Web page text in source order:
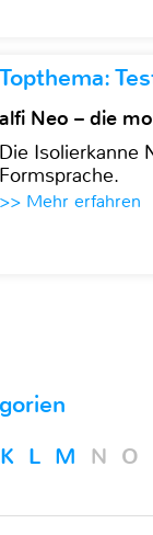
Topthema:
alfi Neo – die
Die Isolierkanne
Formsprache.
>> Mehr erfahren
K L M N O